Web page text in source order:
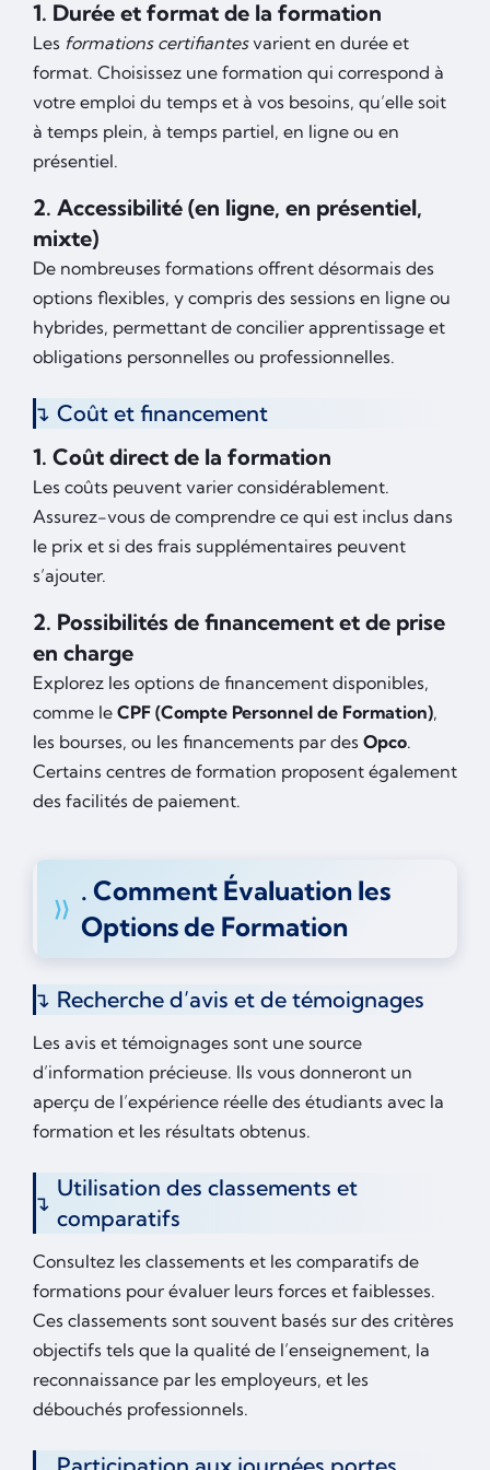
1. Durée et format de la formation
Les formations certifiantesvarient en durée et
format. Choisissez une formation qui correspond à
votre emploi du temps et à vos besoins, qu’elle soit
à temps plein, à temps partiel, en ligne ou en
présentiel.
2. Accessibilité (en ligne, en présentiel,
mixte)
De nombreuses formations offrent désormais des
options flexibles, y compris des sessions en ligne ou
hybrides, permettant de concilier apprentissage et
obligations personnelles ou professionnelles.
Coût et financement
1. Coût direct de la formation
Les coûts peuvent varier considérablement.
Assurez-vous de comprendre ce qui est inclus dans
le prix et si des frais supplémentaires peuvent
s’ajouter.
2. Possibilités de financement et de prise
en charge
Explorez les options de financement disponibles,
comme le CPF (Compte Personnel de Formation),
les bourses, ou les financements par des Opco.
Certains centres de formation proposent également
des facilités de paiement.
. Comment Évaluation les
Options de Formation
Recherche d’avis et de témoignages
Les avis et témoignages sont une source
d’information précieuse. Ils vous donneront un
aperçu de l’expérience réelle des étudiants avec la
formation et les résultats obtenus.
Utilisation des classements et
comparatifs
Consultez les classements et les comparatifs de
formations pour évaluer leurs forces et faiblesses.
Ces classements sont souvent basés sur des critères
objectifs tels que la qualité de l’enseignement, la
reconnaissance par les employeurs, et les
débouchés professionnels.